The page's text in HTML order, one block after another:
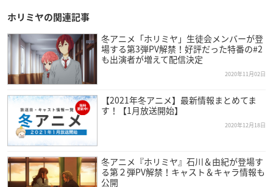
ホリミヤの関連記事
冬アニメ「ホリミヤ」生徒会メンバーが登
場する第3弾PV解禁！好評だった特番の#2
も出演者が増えて配信決定
2020年11月02日
【2021年冬アニメ】最新情報まとめてま
す！【1月放送開始】
2020年12月18日
冬アニメ『ホリミヤ』石川＆由紀が登場す
る第２弾PV解禁！キャスト＆キャラ情報も
公開